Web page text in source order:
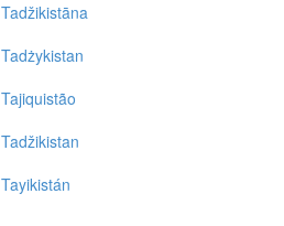
Tadžikistāna
Tadżykistan
Tajiquistão
Tadžikistan
Tayikistán